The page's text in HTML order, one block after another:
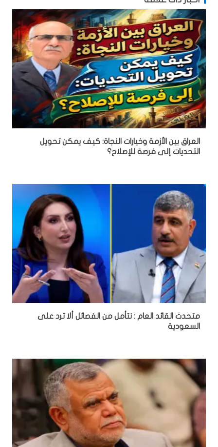
العراق بين الأزمة وخيارات النجاة: كيف يمكن تحويل
التحديات إلى فرصة للإصلاح؟
متحدث القائد العام : نتأمل من الفصائل ألا ترد على
السعودية